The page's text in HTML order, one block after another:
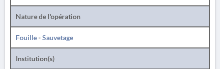
Nature de l'opération
Fouille-Sauvetage
Institution(s)